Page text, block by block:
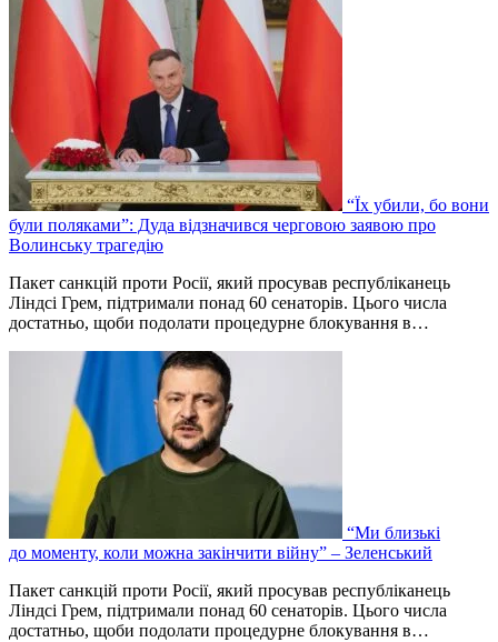
“Їх убили, бо вони
були поляками”: Дуда відзначився черговою заявою про
Волинську трагедію
Пакет санкцій проти Росії, який просував республіканець
Ліндсі Грем, підтримали понад 60 сенаторів. Цього числа
достатньо, щоби подолати процедурне блокування в…
“Ми близькі
до моменту, коли можна закінчити війну” – Зеленський
Пакет санкцій проти Росії, який просував республіканець
Ліндсі Грем, підтримали понад 60 сенаторів. Цього числа
достатньо, щоби подолати процедурне блокування в…